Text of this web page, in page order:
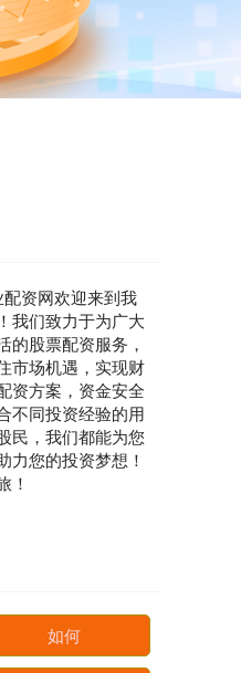
资网欢迎来到我
我们致力于为广大
的股票配资服务，
市场机遇，实现财
资方案，资金安全
不同投资经验的用
民，我们都能为您
力您的投资梦想！
！
如何